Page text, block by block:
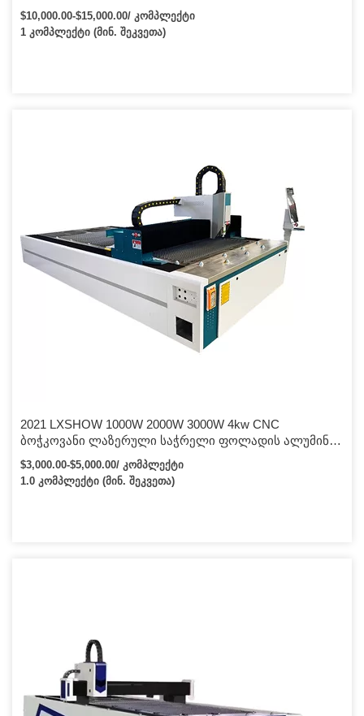
საჭრელი უჟანგავი ფოლადის ნახშირბადოვანი
ალუმინის
$10,000.00-$15,000.00/ კომპლექტი
1 კომპლექტი (მინ. შეკვეთა)
2021 LXSHOW 1000W 2000W 3000W 4kw CNC
ბოჭკოვანი ლაზერული საჭრელი ფოლადის ალუმინის
ფურცლის ლითონისთვის wuhan Raycus Fiber
ლაზერული საჭრელი მანქანა
$3,000.00-$5,000.00/ კომპლექტი
1.0 კომპლექტი (მინ. შეკვეთა)